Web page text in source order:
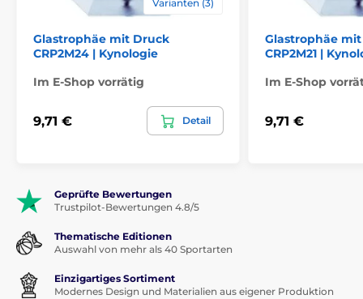
Varianten (3)
Glastrophäe mit Druck
CRP2M24 | Kynologie
Im E-Shop vorrätig
9,71 € Detail
Glastrophäe
CRP2M21 |
Im E-Shop
9,71 €
Geprüfte Bewertungen
Trustpilot-Bewertungen 4.8/5
Thematische Editionen
Auswahl von mehr als 40 Sportarten
Einzigartiges Sortiment
Modernes Design und Materialien aus eigener Produktion